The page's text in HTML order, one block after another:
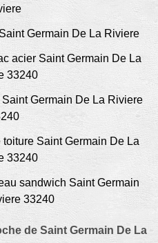
Germain De La Riviere
acier Saint Germain De La
33240
Germain De La Riviere
Saint Germain De La
33240
sandwich Saint Germain
33240
de Saint Germain De La